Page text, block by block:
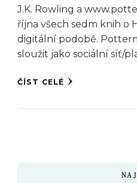
J.K. Rowling a
října všech sedm knih o
digitální podobě.
sloužit jako sociální síť/
ČÍST CELÉ